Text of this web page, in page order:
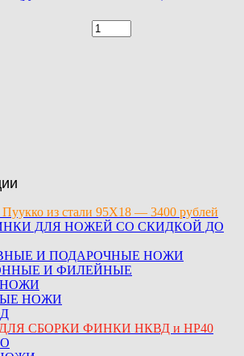
из стали 95Х18 — 3400 рублей
ДЛЯ НОЖЕЙ СО СКИДКОЙ ДО
И ПОДАРОЧНЫЕ НОЖИ
И ФИЛЕЙНЫЕ
НОЖИ
СБОРКИ ФИНКИ НКВД и НР40